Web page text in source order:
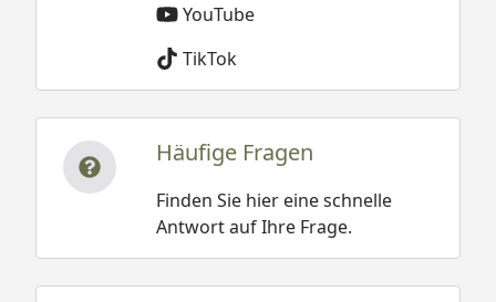
YouTube
TikTok
Häufige Fragen
Finden Sie hier eine schnelle
Antwort auf Ihre Frage.